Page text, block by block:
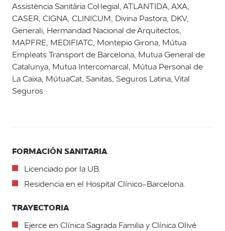
Assistència Sanitària Col·legial, ATLANTIDA, AXA,
CASER, CIGNA, CLINICUM, Divina Pastora, DKV,
Generali, Hermandad Nacional de Arquitectos,
MAPFRE, MEDIFIATC, Montepio Girona, Mútua
Empleats Transport de Barcelona, Mutua General de
Catalunya, Mutua Intercomarcal, Mútua Personal de
La Caixa, MútuaCat, Sanitas, Seguros Latina, Vital
Seguros
FORMACIÓN SANITARIA
Licenciado por la UB.
Residencia en el Hospital Clínico-Barcelona.
TRAYECTORIA
Ejerce en Clínica Sagrada Familia y Clínica Olivé